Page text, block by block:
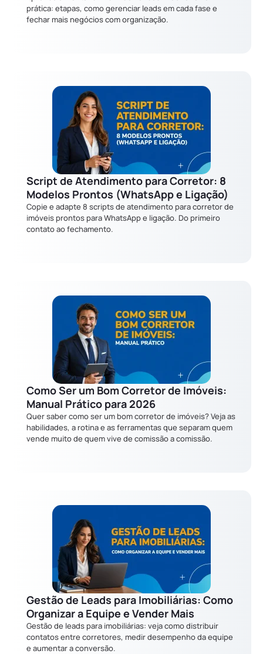
prática: etapas, como gerenciar leads em cada fase e
fechar mais negócios com organização.
Script de Atendimento para Corretor: 8
Modelos Prontos (WhatsApp e Ligação)
Copie e adapte 8 scripts de atendimento para corretor de
imóveis prontos para WhatsApp e ligação. Do primeiro
contato ao fechamento.
Como Ser um Bom Corretor de Imóveis:
Manual Prático para 2026
Quer saber como ser um bom corretor de imóveis? Veja as
habilidades, a rotina e as ferramentas que separam quem
vende muito de quem vive de comissão a comissão.
Gestão de Leads para Imobiliárias: Como
Organizar a Equipe e Vender Mais
Gestão de leads para imobiliárias: veja como distribuir
contatos entre corretores, medir desempenho da equipe
e aumentar a conversão.